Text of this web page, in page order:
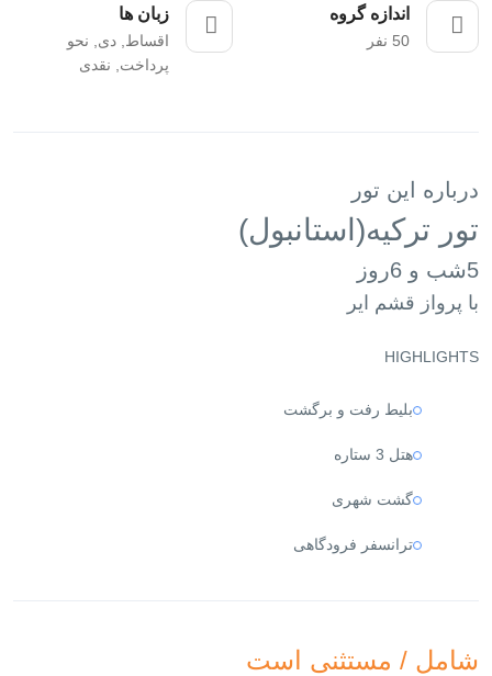
اندازه گروه
50 نفر
زبان ها
اقساط, دی, نحو
پرداخت, نقدی
درباره این تور
تور ترکیه(استانبول)
5شب و 6روز
با پرواز قشم ایر
HIGHLIGHTS
بلیط رفت و برگشت
هتل 3 ستاره
گشت شهری
ترانسفر فرودگاهی
شامل / مستثنی است